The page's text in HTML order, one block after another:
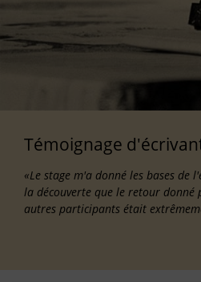
Témoignage
«Le stage m'a donné les bases de
la découverte que le retour
autres participants était